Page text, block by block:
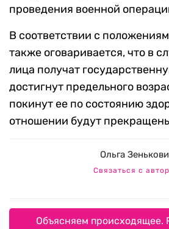
проведения военной
В соответствии с
также оговаривается, что в
лица получат
достигнут предельного
покинут ее по состоянию
отношении будут
Ольга
Связаться с
Объясняем происходящее.